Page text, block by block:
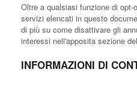
Oltre a qualsiasi funzione di
servizi elencati in questo
di più su come disattivare gli
interessi nell'apposita sezione
INFORMAZIONI DI